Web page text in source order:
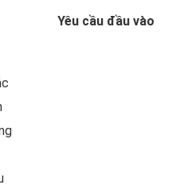
Yêu cầu đầu vào